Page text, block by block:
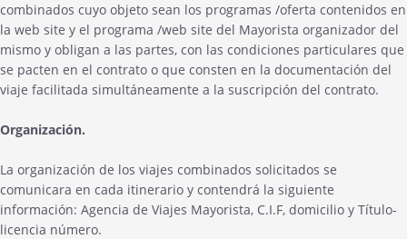
combinados cuyo objeto sean los programas /oferta contenidos en
la web site y el programa /web site del Mayorista organizador del
mismo y obligan a las partes, con las condiciones particulares que
se pacten en el contrato o que consten en la documentación del
viaje facilitada simultáneamente a la suscripción del contrato.
Organización.
La organización de los viajes combinados solicitados se
comunicara en cada itinerario y contendrá la siguiente
información: Agencia de Viajes Mayorista, C.I.F, domicilio y Título-
licencia número.